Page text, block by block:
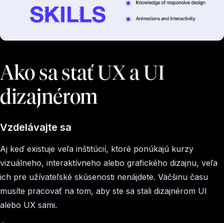
Ako sa stať UX a UI
dizajnérom
Vzdelávajte sa
Aj keď existuje veľa inštitúcií, ktoré ponúkajú kurzy
vizuálneho, interaktívneho alebo grafického dizajnu, veľa
ich pre užívateľské skúsenosti nenájdete. Väčšinu času
musíte pracovať na tom, aby ste sa stali dizajnérom UI
alebo UX sami.